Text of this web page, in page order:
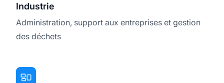
Industrie
Administration, support aux entreprises et gestion
des déchets